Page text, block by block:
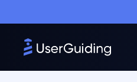
O que significa exatamente